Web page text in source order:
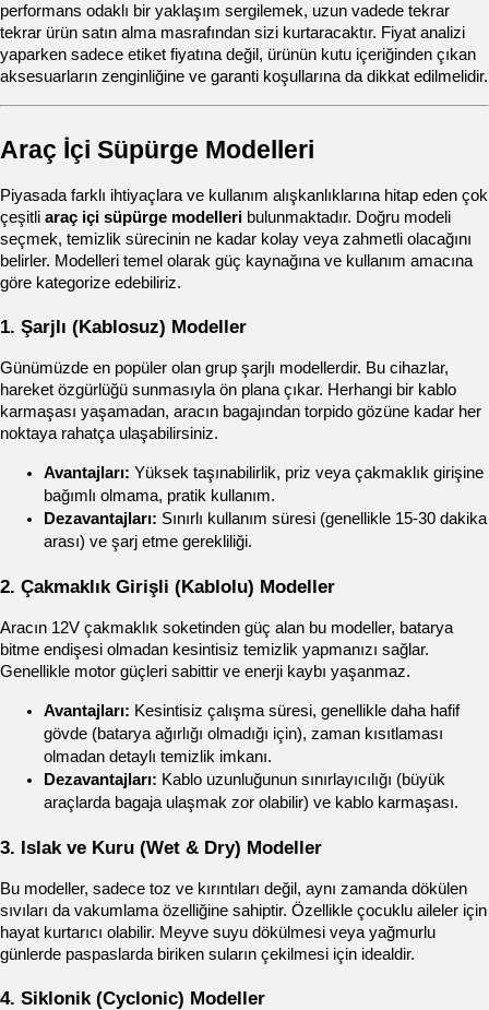
performans odaklı bir yaklaşım sergilemek, uzun vadede tekrar
tekrar ürün satın alma masrafından sizi kurtaracaktır. Fiyat analizi
yaparken sadece etiket fiyatına değil, ürünün kutu içeriğinden çıkan
aksesuarların zenginliğine ve garanti koşullarına da dikkat edilmelidir.
Araç İçi Süpürge Modelleri
Piyasada farklı ihtiyaçlara ve kullanım alışkanlıklarına hitap eden çok
çeşitli araç içi süpürge modelleri bulunmaktadır. Doğru modeli
seçmek, temizlik sürecinin ne kadar kolay veya zahmetli olacağını
belirler. Modelleri temel olarak güç kaynağına ve kullanım amacına
göre kategorize edebiliriz.
1. Şarjlı (Kablosuz) Modeller
Günümüzde en popüler olan grup şarjlı modellerdir. Bu cihazlar,
hareket özgürlüğü sunmasıyla ön plana çıkar. Herhangi bir kablo
karmaşası yaşamadan, aracın bagajından torpido gözüne kadar her
noktaya rahatça ulaşabilirsiniz.
Avantajları: Yüksek taşınabilirlik, priz veya çakmaklık girişine
bağımlı olmama, pratik kullanım.
Dezavantajları: Sınırlı kullanım süresi (genellikle 15-30 dakika
arası) ve şarj etme gerekliliği.
2. Çakmaklık Girişli (Kablolu) Modeller
Aracın 12V çakmaklık soketinden güç alan bu modeller, batarya
bitme endişesi olmadan kesintisiz temizlik yapmanızı sağlar.
Genellikle motor güçleri sabittir ve enerji kaybı yaşanmaz.
Avantajları: Kesintisiz çalışma süresi, genellikle daha hafif
gövde (batarya ağırlığı olmadığı için), zaman kısıtlaması
olmadan detaylı temizlik imkanı.
Dezavantajları: Kablo uzunluğunun sınırlayıcılığı (büyük
araçlarda bagaja ulaşmak zor olabilir) ve kablo karmaşası.
3. Islak ve Kuru (Wet & Dry) Modeller
Bu modeller, sadece toz ve kırıntıları değil, aynı zamanda dökülen
sıvıları da vakumlama özelliğine sahiptir. Özellikle çocuklu aileler için
hayat kurtarıcı olabilir. Meyve suyu dökülmesi veya yağmurlu
günlerde paspaslarda biriken suların çekilmesi için idealdir.
4. Siklonik (Cyclonic) Modeller